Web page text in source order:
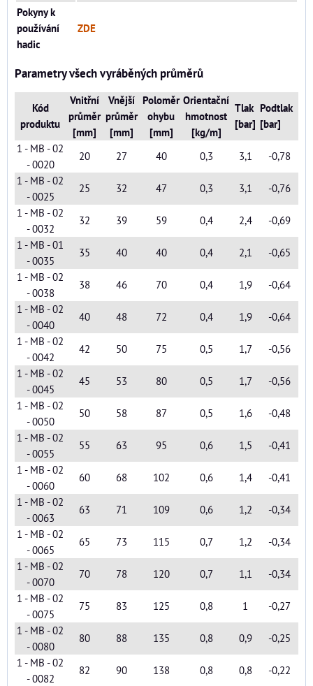
Pokyny k
používání
hadic
ZDE
Parametry všech vyráběných průměrů
Kód
produktu
Vnitřní
průměr
[mm]
Vnější
průměr
[mm]
Poloměr
ohybu
[mm]
Orientační
hmotnost
[kg/m]
Tlak
[bar]
Podtlak
[bar]
1 - MB - 02
- 0020
20 27 40 0,3 3,1
-0,78
1 - MB - 02
- 0025
25 32 47 0,3 3,1
-0,76
1 - MB - 02
- 0032
32 39 59 0,4 2,4
-0,69
1 - MB - 01
- 0035
35 40 40 0,4 2,1
-0,65
1 - MB - 02
- 0038
38 46 70 0,4 1,9
-0,64
1 - MB - 02
- 0040
40 48 72 0,4 1,9
-0,64
1 - MB - 02
- 0042
42 50 75 0,5 1,7
-0,56
1 - MB - 02
- 0045
45 53 80 0,5 1,7
-0,56
1 - MB - 02
- 0050
50 58 87 0,5 1,6
-0,48
1 - MB - 02
- 0055
55 63 95 0,6 1,5
-0,41
1 - MB - 02
- 0060
60 68 102 0,6 1,4
-0,41
1 - MB - 02
- 0063
63 71 109 0,6 1,2
-0,34
1 - MB - 02
- 0065
65 73 115 0,7 1,2
-0,34
1 - MB - 02
- 0070
70 78 120 0,7 1,1
-0,34
1 - MB - 02
- 0075
75 83 125 0,8 1
-0,27
1 - MB - 02
- 0080
80 88 135 0,8 0,9
-0,25
1 - MB - 02
- 0082
82 90 138 0,8 0,8
-0,22